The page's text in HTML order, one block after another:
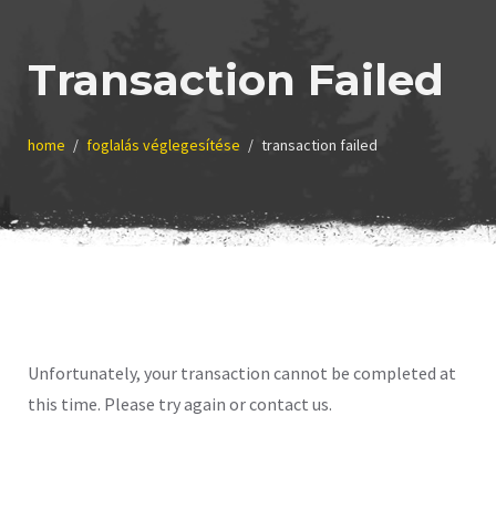
Transaction Failed
home foglalás véglegesítése transaction failed
Unfortunately, your transaction cannot be completed at
this time. Please try again or contact us.